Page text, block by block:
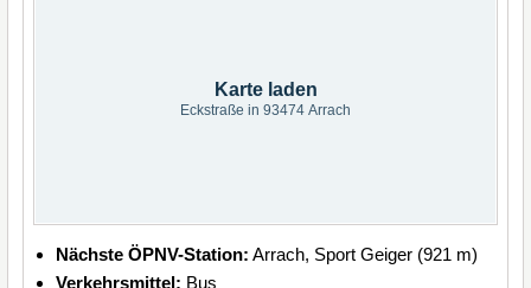
Karte laden
Eckstraße in 93474 Arrach
Nächste ÖPNV-Station: Arrach, Sport Geiger (921 m)
Verkehrsmittel: Bus